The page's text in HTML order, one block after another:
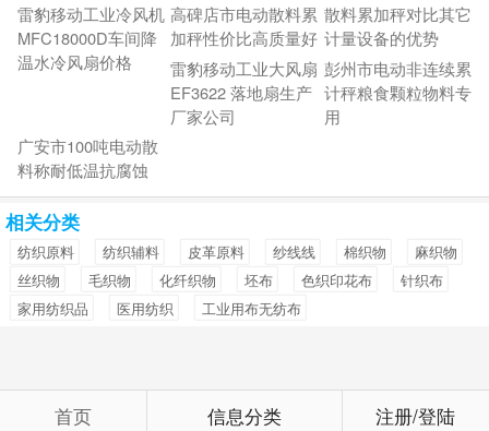
雷豹移动工业冷风机
MFC18000D车间降
温水冷风扇价格
高碑店市电动散料累
加秤性价比高质量好
散料累加秤对比其它
计量设备的优势
雷豹移动工业大风扇
EF3622 落地扇生产
厂家公司
彭州市电动非连续累
计秤粮食颗粒物料专
用
广安市100吨电动散
料称耐低温抗腐蚀
相关分类
纺织原料 纺织辅料 皮革原料 纱线线 棉织物
麻织物
丝织物
毛织物 化纤织物 坯布 色织印花布
针织布
家用纺织品
医用纺织 工业用布无纺布
首页 信息分类 注册/登陆